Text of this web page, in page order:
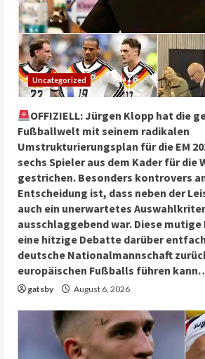
Uncategorized
OFFIZIELL: Jürgen Klopp hat die
Fußballwelt mit seinem radikalen
Umstrukturierungsplan für die EM
sechs Spieler aus dem Kader für die
gestrichen. Besonders kontrovers
Entscheidung ist, dass neben der
auch ein unerwartetes
ausschlaggebend war. Diese
eine hitzige Debatte darüber
deutsche Nationalmannschaft
europäischen Fußballs führen
gatsby August 6, 2026